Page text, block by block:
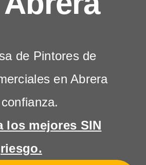
de Pintores de
en Abrera
los mejores SIN
riesgo.